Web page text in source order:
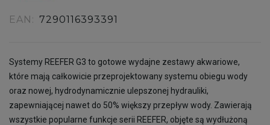
EAN: 7290116393391
Systemy REEFER G3 to gotowe wydajne zestawy akwariowe,
które mają całkowicie przeprojektowany systemu obiegu wody
oraz nowej, hydrodynamicznie ulepszonej hydrauliki,
zapewniającej nawet do 50% większy przepływ wody. Zawierają
wszystkie popularne funkcje serii REEFER, objęte są wydłużoną